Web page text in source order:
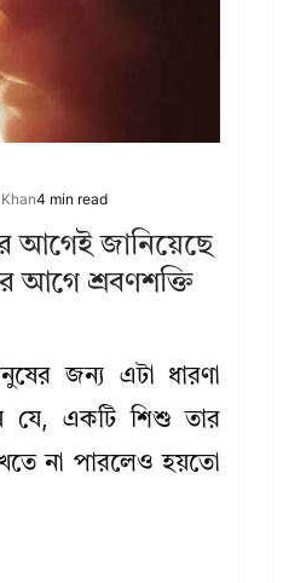
4 min read
আগেই জানিয়েছে
আগে শ্রবণশক্তি
জন্য এটা ধারণা
যে, একটি শিশু তার
না পারলেও হয়তো